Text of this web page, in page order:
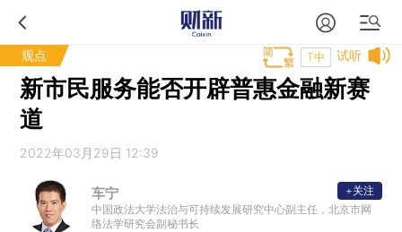
观点 试听
T中
新市民服务能否开辟普惠金融新赛
道
2022年03月29日 12:39
车宁
中国政法大学法治与可持续发展研究中心副主任，北京市网
络法学研究会副秘书长
+关注